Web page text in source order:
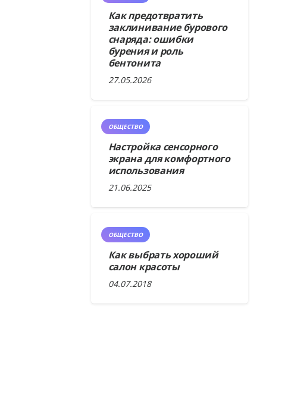
Как предотвратить
заклинивание бурового
снаряда: ошибки
бурения и роль
бентонита
27.05.2026
ОБЩЕСТВО
Настройка сенсорного
экрана для комфортного
использования
21.06.2025
ОБЩЕСТВО
Как выбрать хороший
салон красоты
04.07.2018